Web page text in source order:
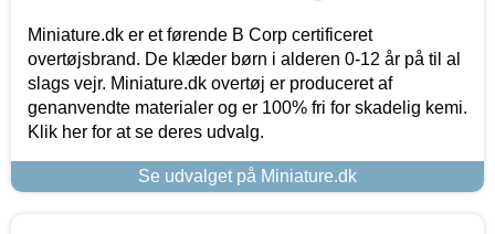
Miniature.dk er et førende B Corp certificeret
overtøjsbrand. De klæder børn i alderen 0-12 år på til al
slags vejr. Miniature.dk overtøj er produceret af
genanvendte materialer og er 100% fri for skadelig kemi.
Klik her for at se deres udvalg.
Se udvalget på Miniature.dk